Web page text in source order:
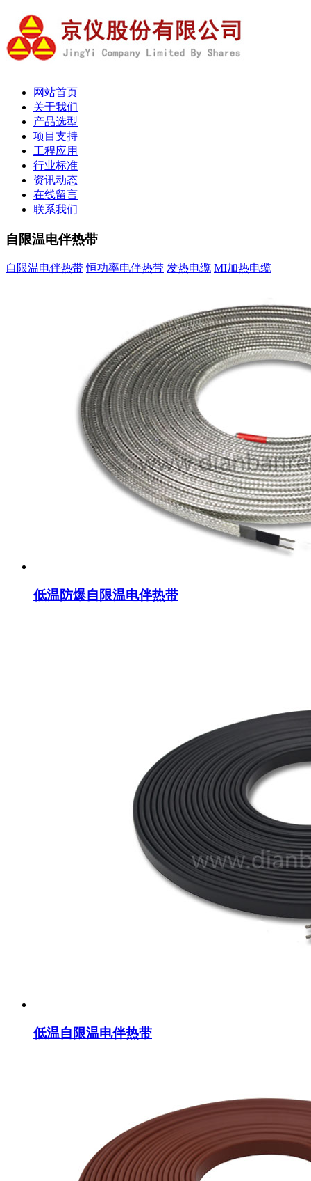
网站首页
关于我们
产品选型
项目支持
工程应用
行业标准
资讯动态
在线留言
联系我们
自限温电伴热带
自限温电伴热带 恒功率电伴热带 发热电缆 MI加热电缆
低温防爆自限温电伴热带
低温自限温电伴热带